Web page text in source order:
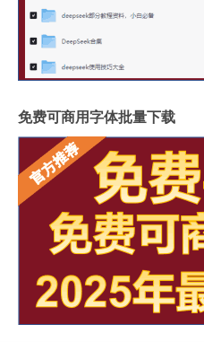
免费可商用字体批量下载